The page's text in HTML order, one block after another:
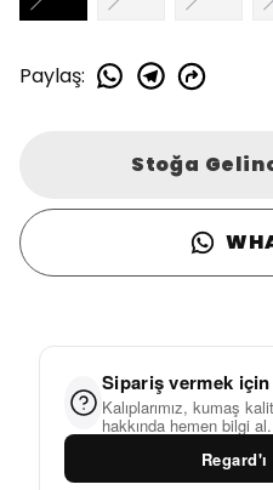
Paylaş:
Stoğa
Sipariş vermek
Kalıplarımız, kumaş
hakkında hemen bilgi al.